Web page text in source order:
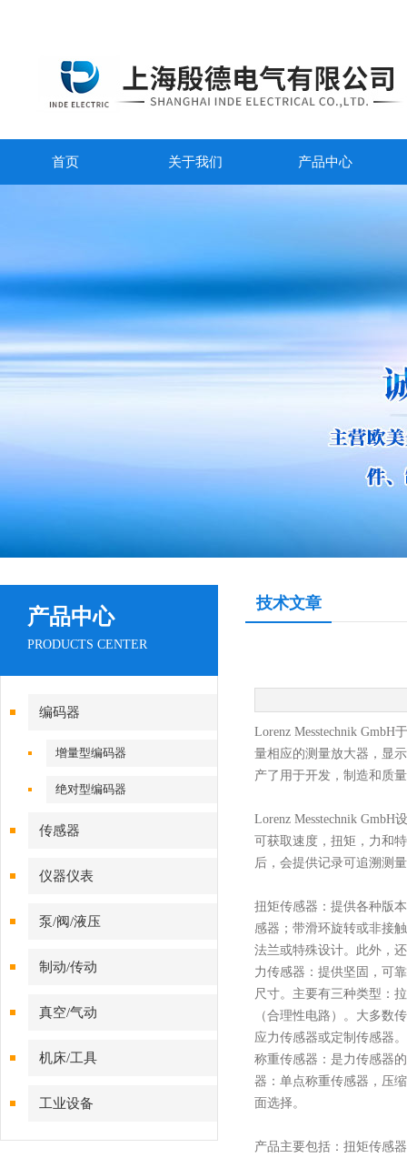
首页 关于我们 产品中心
产品中心
PRODUCTS CENTER
编码器
增量型编码器
绝对型编码器
传感器
仪器仪表
泵/阀/液压
制动/传动
真空/气动
机床/工具
工业设备
技术文章
Lorenz Messtechnik GmbH于
量相应的测量放大器，显
产了用于开发，制造和质
Lorenz Messtechnik GmbH
可获取速度，扭矩，力和
后，会提供记录可追溯测
扭矩传感器：提供各种版
感器；带滑环旋转或非接
法兰或特殊设计。此外，
力传感器：提供坚固，可
尺寸。主要有三种类型：
（合理性电路）。大多数
应力传感器或定制传感器。
称重传感器：是力传感器
器：单点称重传感器，压
面选择。
产品主要包括 ： 扭矩传感